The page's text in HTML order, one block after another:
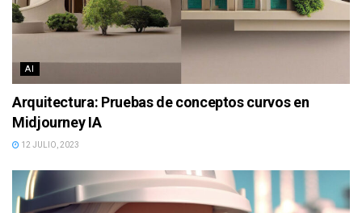
AI
Arquitectura: Pruebas de conceptos curvos en
Midjourney IA
12 JULIO, 2023